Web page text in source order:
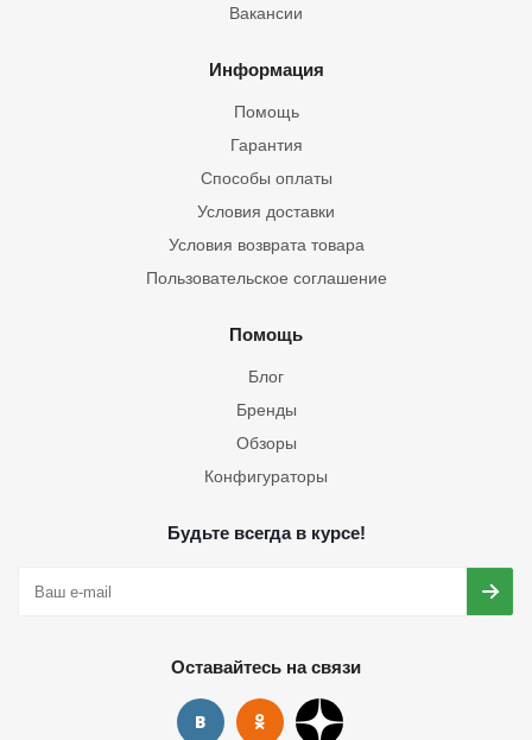
Вакансии
Информация
Помощь
Гарантия
Способы оплаты
Условия доставки
Условия возврата товара
Пользовательское соглашение
Помощь
Блог
Бренды
Обзоры
Конфигураторы
Будьте всегда в курсе!
Оставайтесь на связи